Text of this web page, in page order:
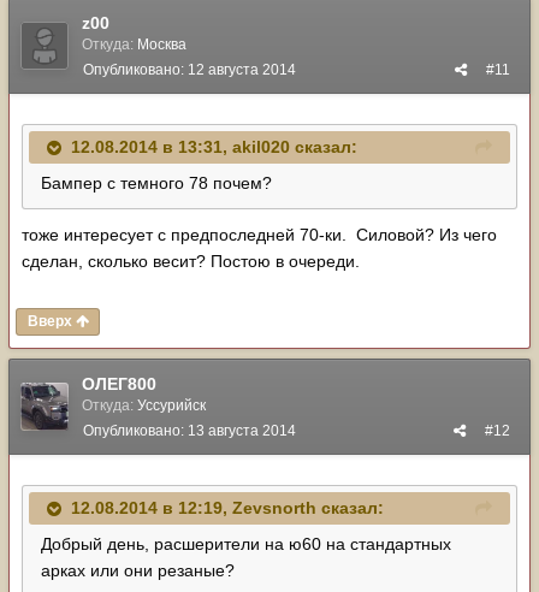
z00
Откуда: Москва
#11
Опубликовано: 12 августа 2014
12.08.2014 в 13:31, akil020 сказал:
Бампер с темного 78 почем?
тоже интересует с предпоследней 70-ки. Силовой? Из чего
сделан, сколько весит? Постою в очереди.
Вверх
ОЛЕГ800
Откуда: Уссурийск
#12
Опубликовано: 13 августа 2014
12.08.2014 в 12:19, Zevsnorth сказал:
Добрый день, расшерители на ю60 на стандартных
арках или они резаные?